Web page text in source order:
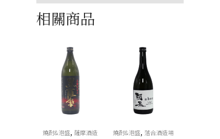
相關商品
燒酎&泡盛,薩摩酒造 燒酎&泡盛,落合酒造場